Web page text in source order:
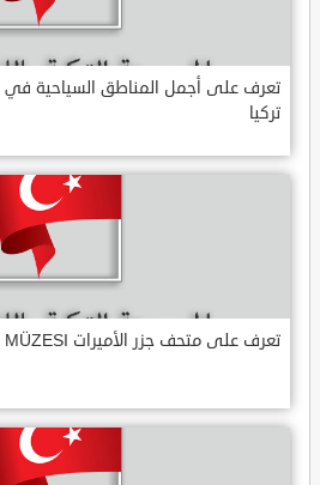
تعرف على أجمل المناطق السياحية
تركيا
تعرف على متحف جزر الأميرات ADALAR MÜZESI